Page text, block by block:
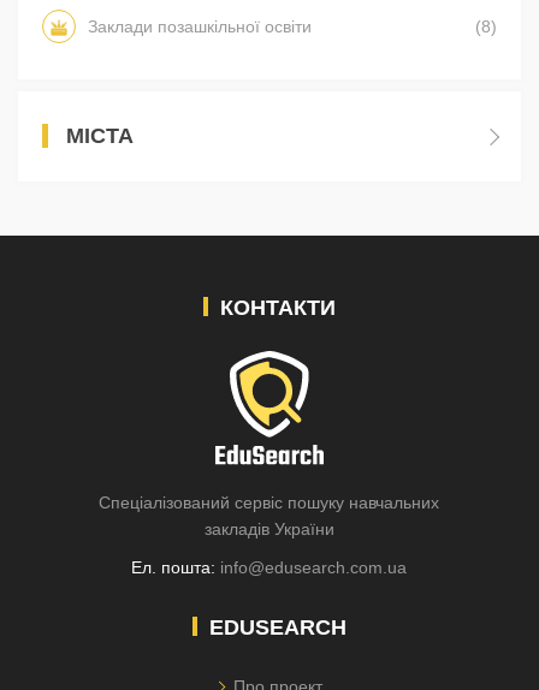
Заклади позашкільної освіти (8)
МІСТА
КОНТАКТИ
Спеціалізований сервіс пошуку навчальних
закладів України
Ел. пошта: info@edusearch.com.ua
EDUSEARCH
Про проект